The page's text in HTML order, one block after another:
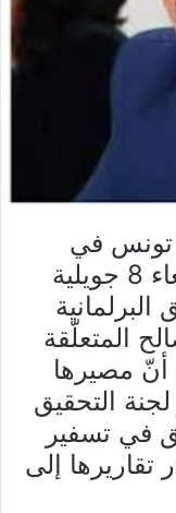
تونس في
برنامج ميدي شو اليوم الأربعاء 8 جويلية
المتعلّقة
أنّ مصيرها
التحقيق
في تسفير
تقاريرها إلى